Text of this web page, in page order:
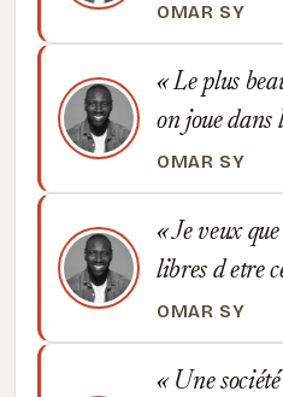
OMAR SY
Le plus
on joue
OMAR SY
Je veux
libres d etre
OMAR SY
Une